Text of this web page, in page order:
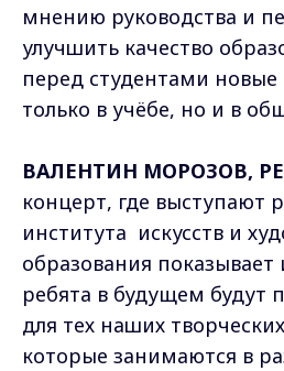
мнению руководства и
улучшить качество
перед студентами
только в учёбе, но и в
ВАЛЕНТИН МОРОЗОВ,
концерт, где выступают
института искусств и
образования показывает
ребята в будущем будут
для тех наших
которые занимаются в